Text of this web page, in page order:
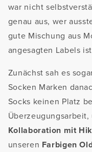
war nicht
genau aus, wer
gute Mischung aus
angesagten Labels
Zunächst sah es
Socken Marken
Socks keinen Platz
Kollaboration mit
unseren Farbigen